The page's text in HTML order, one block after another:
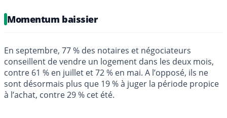
Momentum baissier
En septembre, 77 % des notaires et négociateurs
conseillent de vendre un logement dans les deux mois,
contre 61 % en juillet et 72 % en mai. A l’opposé, ils ne
sont désormais plus que 19 % à juger la période propice
à l’achat, contre 29 % cet été.